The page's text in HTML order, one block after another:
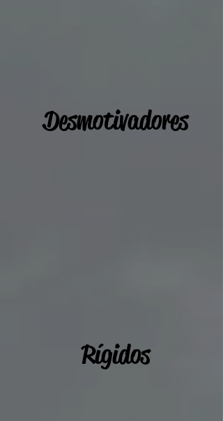
Desmotivadores
Rígidos